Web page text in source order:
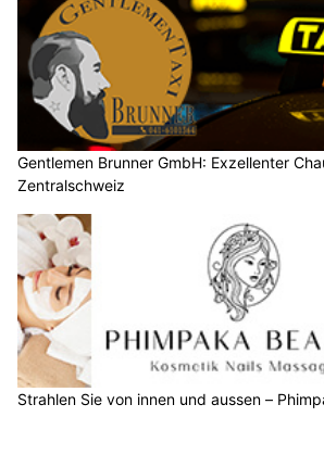
Gentlemen Brunner GmbH: Exzellenter
Zentralschweiz
Strahlen Sie von innen und aussen –